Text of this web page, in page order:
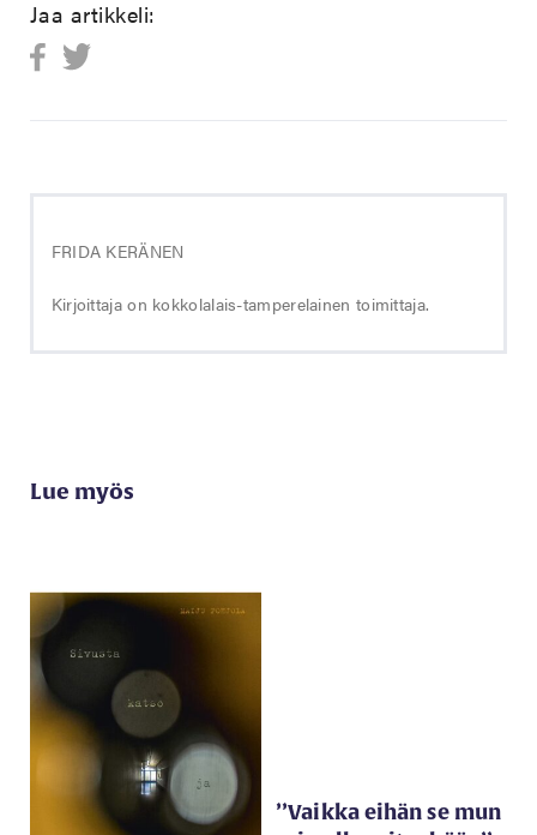
Jaa artikkeli:
FRIDA KERÄNEN
Kirjoittaja on kokkolalais-tamperelainen toimittaja.
Lue myös
’’Vaikka eihän se mun